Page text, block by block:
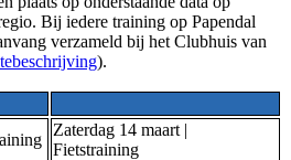
Bij iedere training op Papendal
verzameld bij het Clubhuis van
).
Zaterdag 14 maart |
Fietstraining